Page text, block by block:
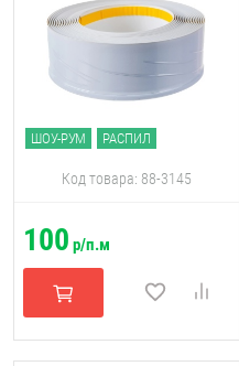
ШОУ-РУМ РАСПИЛ
Код товара: 88-3145
100 р/п.м